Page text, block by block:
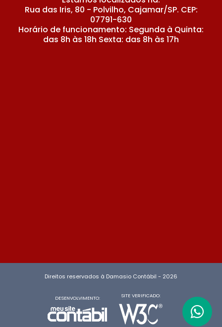
Rua das Iris, 80 - Polvilho, Cajamar/SP. CEP:
07791-630
Horário de funcionamento: Segunda à Quinta:
das 8h às 18h Sexta: das 8h às 17h
Direitos reservados à Damasio Contábil - 2026
DESENVOLVIMENTO: SITE VERIFICADO: